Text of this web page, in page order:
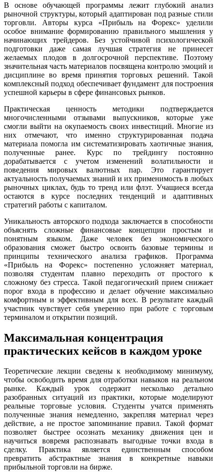
В основе обучающей программы лежит глубокий анализ
рыночной структуры, который адаптирован под разные стили
торговли. Авторы курса «Прибыль на Форекс» уделили
особое внимание формированию правильного мышления у
начинающих трейдеров. Без устойчивой психологической
подготовки даже самая лучшая стратегия не принесет
желаемых плодов в долгосрочной перспективе. Поэтому
значительная часть материалов посвящена контролю эмоций и
дисциплине во время принятия торговых решений. Такой
комплексный подход обеспечивает фундамент для построения
успешной карьеры в сфере финансовых рынков.
Практическая ценность методики подтверждается
многочисленными отзывами выпускников, которые уже
смогли выйти на окупаемость своих инвестиций. Многие из
них отмечают, что именно структурированная подача
материала помогла им систематизировать хаотичные знания,
полученные ранее. Курс по трейдингу постоянно
дорабатывается с учетом изменений волатильности и
поведения мировых валютных пар. Это гарантирует
актуальность получаемых знаний и их применимость в любых
рыночных циклах, будь то тренд или флэт. Учащиеся всегда
остаются в курсе последних тенденций и адаптивных
стратегий работы с капиталом.
Уникальность авторского подхода заключается в способности
объяснять сложные финансовые концепции простым и
понятным языком. Даже человек без экономического
образования сможет быстро освоить базовые термины и
принципы технического анализа графиков. Программа
«Прибыль на Форекс» постепенно усложняет материал,
позволяя студентам плавно переходить от простого к
сложному без стресса. Такой педагогический прием снижает
порог входа в профессию и делает обучение максимально
комфортным и эффективным для всех. В результате каждый
участник чувствует себя уверенно при работе с торговым
терминалом и открытии позиций.
Максимальная концентрация
практических кейсов в каждом уроке
Теоретические лекции сведены к необходимому минимуму,
чтобы освободить время для отработки навыков на реальном
рынке. Каждый урок содержит несколько детально
разобранных ситуаций из практики, которые моделируют
реальные торговые условия. Студенты учатся применять
полученные знания немедленно, закрепляя материал через
действие, а не простое запоминание правил. Такой формат
позволяет быстрее осознать механику движения цен и
научиться вовремя распознавать выгодные точки входа в
сделку. Практика является единственным способом
превратить абстрактные знания в конкретные навыки
прибыльной торговли на бирже.